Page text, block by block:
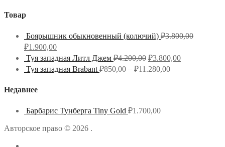
Товар
Боярышник обыкновенный (колючий) ₽3.800,00
₽1.900,00
Туя западная Литл Джем ₽4.200,00 ₽3.800,00
Туя западная Brabant ₽850,00 – ₽11.280,00
Недавнее
Барбарис Тунберга Tiny Gold ₽1.700,00
Авторское право © 2026 .